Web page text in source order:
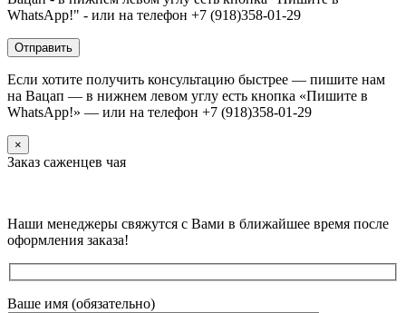
WhatsApp!" - или на телефон +7 (918)358-01-29
Если хотите получить консультацию быстрее — пишите нам
на Вацап — в нижнем левом углу есть кнопка «Пишите в
WhatsApp!» — или на телефон +7 (918)358-01-29
×
Заказ саженцев чая
Наши менеджеры свяжутся с Вами в ближайшее время после
оформления заказа!
Ваше имя (обязательно)